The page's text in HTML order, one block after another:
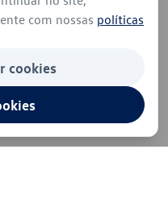
com nossas políticas
cookies